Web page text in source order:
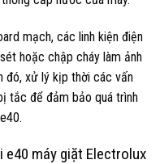
mạch, các linh kiện điện
hoặc chập cháy làm ảnh
đó, xử lý kịp thời các vấn
tắc để đảm bảo quá trình
máy giặt Electrolux